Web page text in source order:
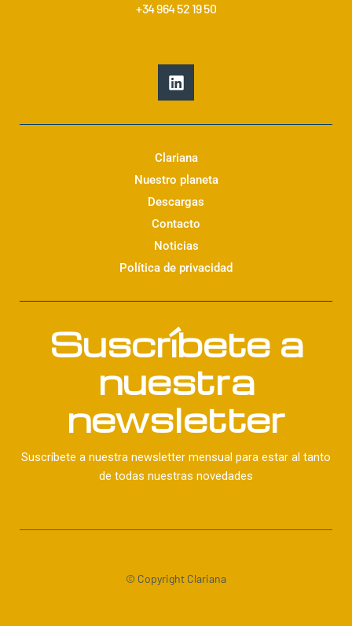
+34 964 52 19 50
L
i
n
k
d
n
Clariana
Nuestro planeta
Descargas
Contacto
Noticias
Política de privacidad
Suscríbete a
nuestra
newsletter
Suscríbete a nuestra newsletter mensual para estar al tanto
de todas nuestras novedades
© Copyright Clariana